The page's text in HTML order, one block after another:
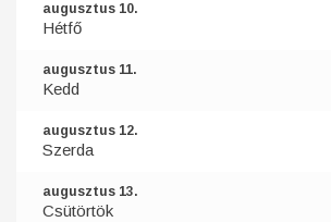
augusztus 10.
Hétfő
augusztus 11.
Kedd
augusztus 12.
Szerda
augusztus 13.
Csütörtök